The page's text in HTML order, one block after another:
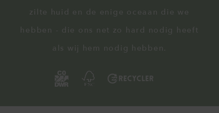
zilte huid en de enige oceaan die we
hebben - die ons net zo hard nodig heeft
als wij hem nodig hebben.